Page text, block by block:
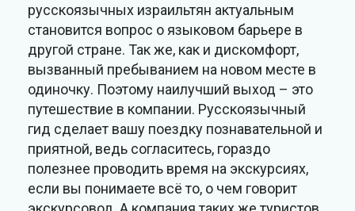
русскоязычных израильтян актуальным
становится вопрос о языковом барьере в
другой стране. Так же, как и дискомфорт,
вызванный пребыванием на новом месте в
одиночку. Поэтому наилучший выход – это
путешествие в компании. Русскоязычный
гид сделает вашу поездку познавательной и
приятной, ведь согласитесь, гораздо
полезнее проводить время на экскурсиях,
если вы понимаете всё то, о чем говорит